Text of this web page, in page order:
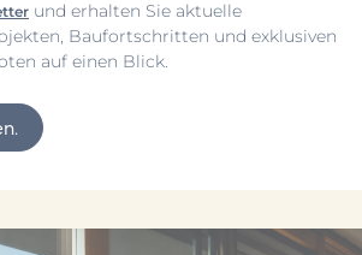
und erhalten Sie aktuelle
Baufortschritten und exklusiven
auf einen Blick.